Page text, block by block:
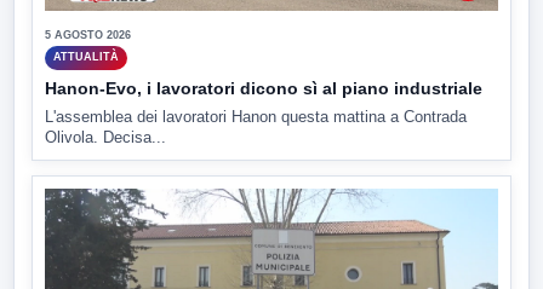
5 AGOSTO 2026
ATTUALITÀ
Hanon-Evo, i lavoratori dicono sì al piano industriale
L'assemblea dei lavoratori Hanon questa mattina a Contrada
Olivola. Decisa...